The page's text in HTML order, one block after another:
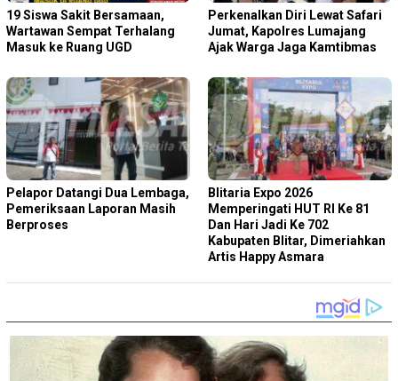
19 Siswa Sakit Bersamaan,
Wartawan Sempat Terhalang
Masuk ke Ruang UGD
Perkenalkan Diri Lewat Safari
Jumat, Kapolres Lumajang
Ajak Warga Jaga Kamtibmas
Pelapor Datangi Dua Lembaga,
Pemeriksaan Laporan Masih
Berproses
Blitaria Expo 2026
Memperingati HUT RI Ke 81
Dan Hari Jadi Ke 702
Kabupaten Blitar, Dimeriahkan
Artis Happy Asmara